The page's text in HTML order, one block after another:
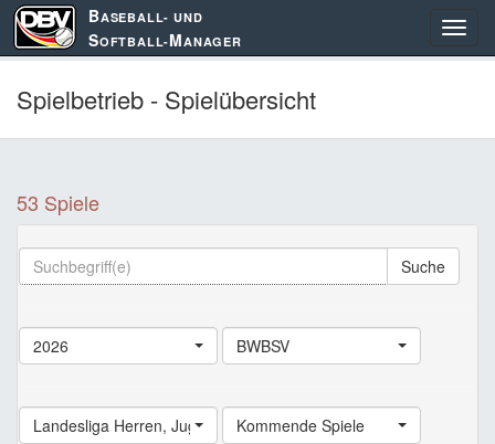
BASEBALL- UND
SOFTBALL-MANAGER
Spielbetrieb - Spielübersicht
53 Spiele
Suche
2026 BWBSV
Landesliga Herren, Jugend Landesliga,Schüler Landesliga
Kommende Spiele